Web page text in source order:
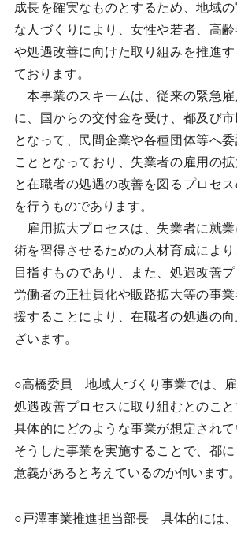
成長を確実なものとするため、地域
な人づくりにより、女性や若者、高
や処遇改善に向けた取り組みを推進
ております。
本事業のスキームは、従来の緊急雇
に、国からの交付金を受け、都及び
となって、民間企業や各種団体等へ委
こととなっており、失業者の雇用の
と在職者の処遇の改善を図るプロセ
を行うものであります。
雇用拡大プロセスは、失業者に就
術を習得させるための人材育成によ
目指すものであり、また、処遇改善
労働者の正社員化や販路拡大等の事
援することにより、在職者の処遇の
ざいます。
○高橋委員 地域人づくり事業では、
処遇改善プロセスに取り組むとのこと
具体的にどのような事業が想定されて
そうした事業を実施することで、都
意義があると考えているのか伺います。
○戸澤事業推進担当部長 具体的には